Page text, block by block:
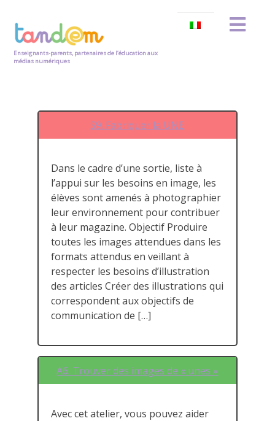
Enseignants-parents, partenaires de l’éducation aux
médias numériques
S9. Fabriquer la UNE
Dans le cadre d’une sortie, liste à
l’appui sur les besoins en image, les
élèves sont amenés à photographier
leur environnement pour contribuer
à leur magazine. Objectif Produire
toutes les images attendues dans les
formats attendus en veillant à
respecter les besoins d’illustration
des articles Créer des illustrations qui
correspondent aux objectifs de
communication de […]
A6. Trouver des images de « unes »
Avec cet atelier, vous pouvez aider